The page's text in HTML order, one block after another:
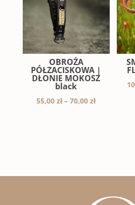
70,00 zł
OBROŻA
PÓŁZACISKOWA |
DŁONIE MOKOSZ
black
55,00zł – 70,00złZakres